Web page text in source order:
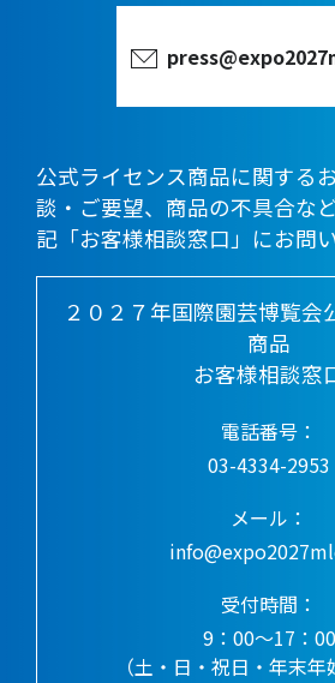
公式ライセンス商品に関する
談・ご要望、商品の不具合な
記「お客様相談窓口」にお問
２０２７年国際園芸博覧会
商品
お客様相談窓
電話番号：
03-4334-2953
メール：
受付時間：
9：00～17：00
（土・日・祝日・年末年